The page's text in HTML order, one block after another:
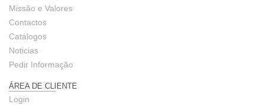
Missão e Valores
Contactos
Catálogos
Noticias
Pedir Informação
ÁREA DE CLIENTE
Login